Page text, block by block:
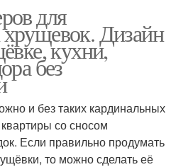
для
Дизайн
кухни,
без
и без таких кардинальных
со сносом
Если правильно продумать
то можно сделать её